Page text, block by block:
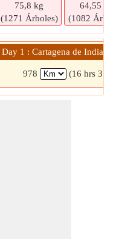
75,8 kg
(1271 Árboles)
64,55 kg
(1082
Day 1 : Cartagena de Indias »
978 (16 hrs 35